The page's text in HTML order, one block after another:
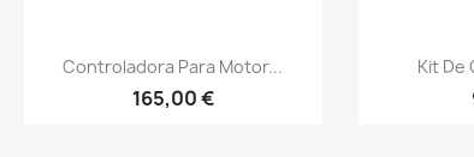
Vista rápida
Controladora Para Motor...
165,00 €

Kit De